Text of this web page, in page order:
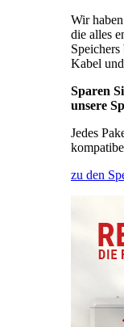
Wir
die alles
Kabel
Sparen
unsere
Jedes
zu den